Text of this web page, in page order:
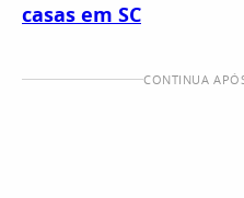
casas em SC
CONTINUA